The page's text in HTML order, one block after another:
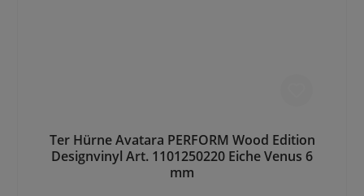
Ter Hürne Avatara PERFORM Wood Edition
Designvinyl Art. 1101250220 Eiche Venus 6
mm